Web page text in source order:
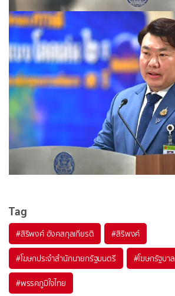
Tag
#สิริพงศ์ อังคสกุลเกียรติ #สิริพงศ์
#โฆษกประจำสำนักนายกรัฐมนตรี #โฆษกรัฐบาล
#พรรคภูมิใจไทย